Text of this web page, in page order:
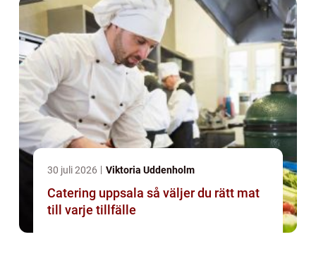
30 juli 2026 Viktoria Uddenholm
Catering uppsala så väljer du rätt mat
till varje tillfälle